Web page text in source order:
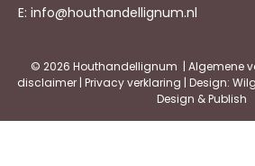
E: info@houthandellignum.nl
© 2026 Houthandellignum | Algemene
disclaimer| Privacy verklaring | Design:
Design & Publish